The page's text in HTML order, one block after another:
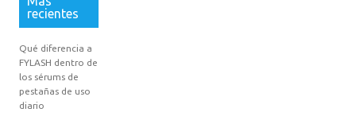
recientes
Qué diferencia a
FYLASH dentro de
los sérums de
pestañas de uso
diario